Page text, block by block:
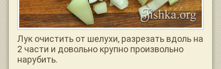
Лук очистить от шелухи, разрезать вдоль на
2 части и довольно крупно произвольно
нарубить.